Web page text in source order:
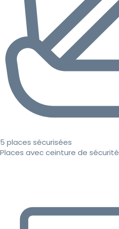
5 places sécurisées
Places avec ceinture de sécurité